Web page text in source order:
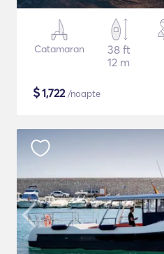
Catamaran
38 ft
12 m
$1,722/noapte